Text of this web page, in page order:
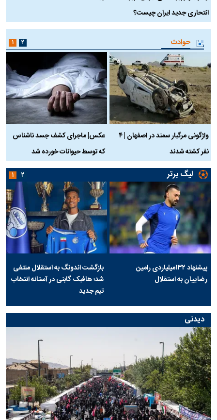
انتحاری جدید ایران چیست؟
حوادث
واژگونی مرگبار سمند در اصفهان | ۴
نفر کشته شدند
عکس| ماجرای کشف جسد ناشناس
که توسط حیوانات خورده شد
۱ ۲
لیگ برتر
پیشنهاد ۱۳۲میلیاردی رامین
رضاییان به استقلال
بازگشت اندونگ به استقلال منتفی
شد؛ هافبک گابنی در آستانه انتخاب
تیم جدید
۱ ۲
دیدنی